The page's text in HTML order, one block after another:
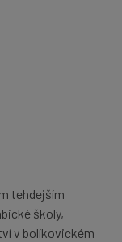
tehdejším
školy,
v bolíkovickém